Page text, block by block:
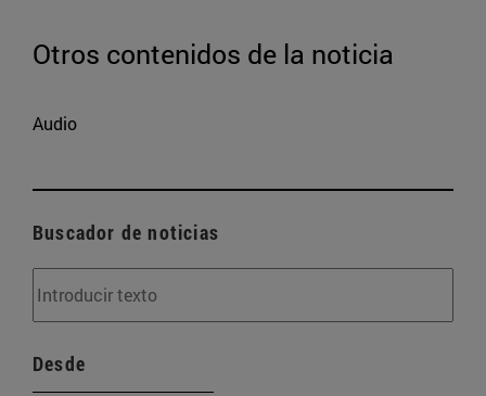
Otros contenidos de la noticia
Audio
Buscador de noticias
Desde